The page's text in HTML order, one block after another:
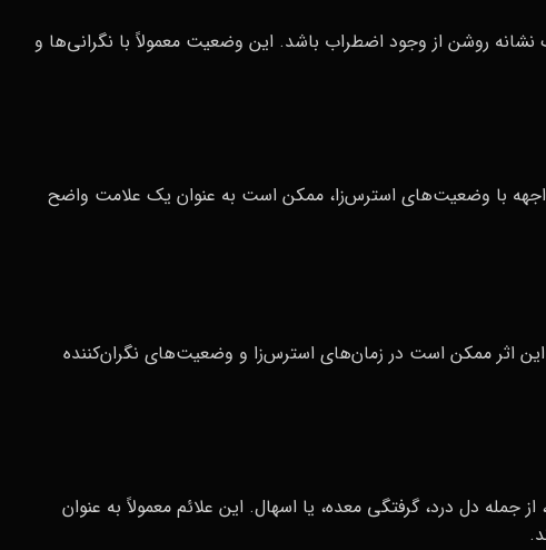
روشن از وجود اضطراب باشد. این وضعیت معمولاً با نگرانی‌ها و
با وضعیت‌های استرس‌زا، ممکن است به عنوان یک علامت واضح
اثر ممکن است در زمان‌های استرس‌زا و وضعیت‌های نگران‌کننده
دل درد، گرفتگی معده، یا اسهال. این علائم معمولاً به عنوان